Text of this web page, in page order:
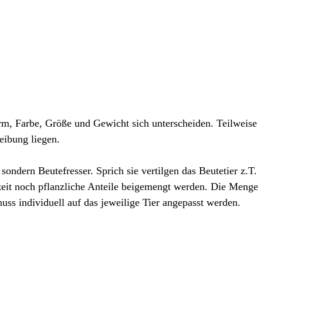
Farbe, Größe und Gewicht sich unterscheiden. Teilweise
liegen.
Beutefresser. Sprich sie vertilgen das Beutetier z.T.
noch pflanzliche Anteile beigemengt werden. Die Menge
individuell auf das jeweilige Tier angepasst werden.